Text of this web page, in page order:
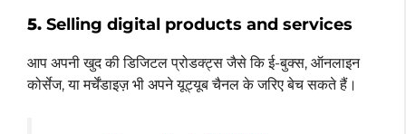
5. Selling digital products and services
आप अपनी खुद की डिजिटल प्रोडक्ट्स जैसे कि ई-बुक्स, ऑनलाइन
कोर्सेज, या मर्चेंडाइज़ भी अपने यूट्यूब चैनल के जरिए बेच सकते हैं।